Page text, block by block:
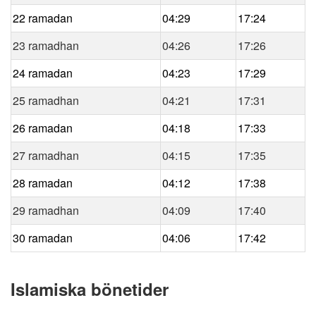
22 ramadan
04:29
17:24
23 ramadhan
04:26
17:26
24 ramadan
04:23
17:29
25 ramadhan
04:21
17:31
26 ramadan
04:18
17:33
27 ramadhan
04:15
17:35
28 ramadan
04:12
17:38
29 ramadhan
04:09
17:40
30 ramadan
04:06 17:42
Islamiska bönetider